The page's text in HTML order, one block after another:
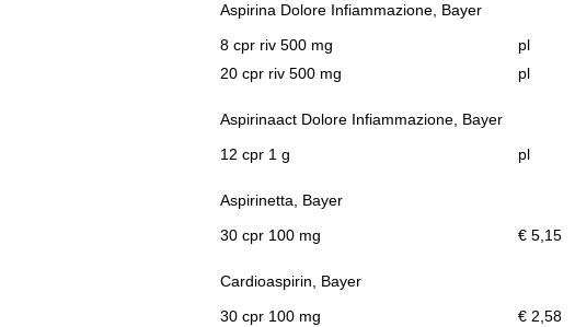
Aspirina Dolore Infiammazione, Bayer
8 cpr riv 500 mg
pl
20 cpr riv 500 mg
pl
Aspirinaact Dolore Infiammazione, Bayer
12 cpr 1 g
pl
Aspirinetta, Bayer
30 cpr 100 mg
€ 5,15
Cardioaspirin, Bayer
30 cpr 100 mg
€ 2,58